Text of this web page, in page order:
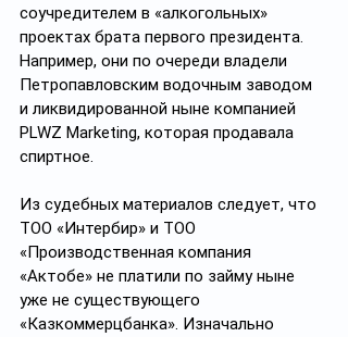
соучредителем в «алкогольных»
проектах брата первого президента.
Например, они по очереди владели
Петропавловским водочным заводом
и ликвидированной ныне компанией
PLWZ Marketing, которая продавала
спиртное.
Из судебных материалов следует, что
ТОО «Интербир» и ТОО
«Производственная компания
«Актобе» не платили по займу ныне
уже не существующего
«Казкоммерцбанка». Изначально